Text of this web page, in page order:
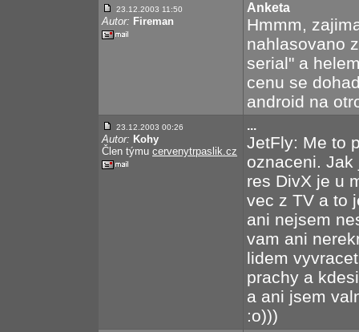
23.12.2003 11:50
Autor: Fireman
Anketa
Hmmm,
nahlasovano
serial" a
cenu se
android na
23.12.2003 00:26
Autor: Kohy
Člen týmu cervenytrpaslik.cz
...
JetFly: Me to
oznaceni. Jak
res DivX je u
vec z TV a to
ani nejsem
vam ani
lidem
prachy a
a ani jsem
:o)))